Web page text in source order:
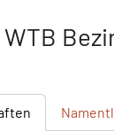
WTB